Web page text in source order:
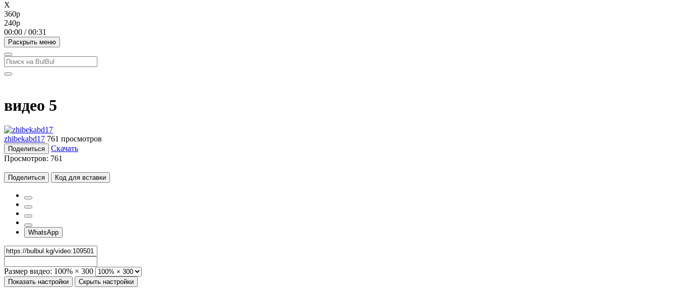
X
360p
240p
00:00 /00:31
Раскрыть меню
видео 5
zhibekabd17 761 просмотров
Поделиться
Скачать
Просмотров: 761
Поделиться Код для вставки
WhatsApp
Размер видео: 100% × 300
Показать настройки Скрыть настройки